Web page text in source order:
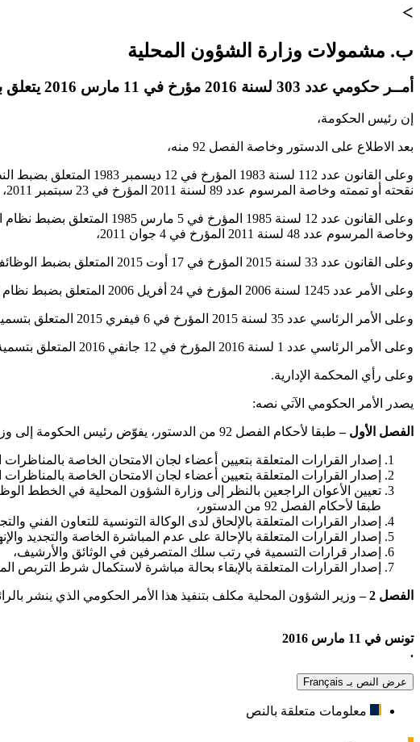
>
ب. مشمولات وزارة الشؤون المحلية
أمــر حكومي عدد 303 لسنة 2016 مؤرخ في 11 مارس 2016 يتعلق بتفويض بعض صلاحيات رئيس الحكومة إلى وزير الشؤون المحلية
إن رئيس الحكومة،
بعد الاطلاع على الدستور وخاصة الفصل 92 منه،
وعلى القانون عدد 112
نقحته أو تممته وخاصة المرسوم عدد 89 لسنة 2011 المؤرخ في 23 سبتمبر 2011،
وعلى القانون عدد 12 لسنة
وخاصة المرسوم عدد 48 لسنة 2011 المؤرخ في 4 جوان 2011،
وعلى القانون عدد 33 لسنة 2015 المؤرخ في 17 أوت 2015 المتعلق بضبط الوظائف المدنية العليا طبقا لأحكام الفصل 92 من الدستور وخاصة الفصل 4 منه،
وعلى الأمر عدد 1245 لسنة 2006 المؤرخ في 24 أفريل 2006 المتعلق بضبط نظام إسناد الخطط الوظيفية بالإدارة المركزية والإعفاء منها،
وعلى الأمر الرئاسي عدد 35 لسنة 2015 المؤرخ في 6 فيفري 2015 المتعلق بتسمية رئيس الحكومة وأعضائها،
وعلى الأمر الرئاسي عدد 1 لسنة 2016 المؤرخ في 12 جانفي 2016 المتعلق بتسمية أعضاء للحكومة،
وعلى رأي المحكمة الإدارية.
يصدر الأمر الحكومي الآتي نصه:
الفصل الأول –طبقا لأحكام الفصل 92 من الدستور، يفوّض رئيس الحكومة إلى وزير الشؤون المحلية الصلاحيات التالية:
إصدار القرارات المتعلقة بتعيين أعضاء لجان الامتحان الخاصة
إصدار القرارات المتعلقة بتعيين أعضاء لجان الامتحان الخاصة بالمناظرات
طبقا لأحكام الفصل 92 من الدستور،
إصدار القرارات المتعلقة بالإلحاق لدى الوكالة التونسية للتعاون الفني
إصدار القرارات المتعلقة بالإحالة على عدم المباشرة الخاصة والتجديد
إصدار قرارات التسمية في رتب سلك المتصرفين في الوثائق والأرشيف،
إصدار القرارات المتعلقة بالإبقاء بحالة مباشرة لاستكمال شرط التربص
الفصل 2 – وزير الشؤون المحلية مكلف بتنفيذ هذا الأمر الحكومي الذي ينشر
تونس في 11 مارس 2016
.
عرض النص بـ Français
معلومات متعلقة بالنص